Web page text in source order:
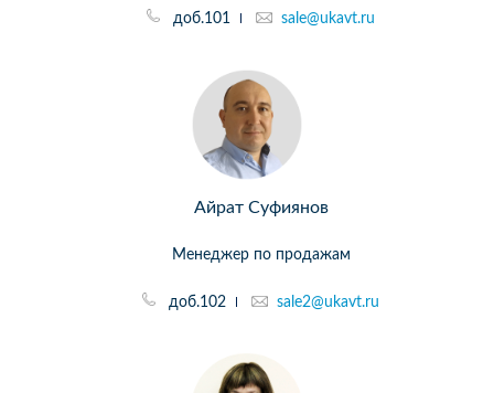
доб.101 sale@ukavt.ru
Айрат Суфиянов
Менеджер по продажам
доб.102 sale2@ukavt.ru